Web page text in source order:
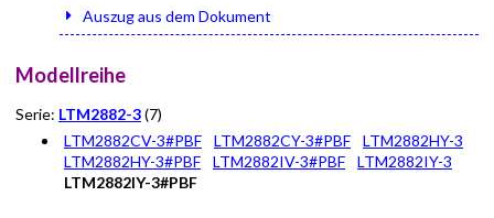
Auszug aus dem Dokument
Modellreihe
Serie: LTM2882-3(7)
LTM2882CV-3#PBF
LTM2882CY-3#PBF
LTM2882HY-3
LTM2882HY-3#PBF
LTM2882IV-3#PBF
LTM2882IY-3
LTM2882IY-3#PBF